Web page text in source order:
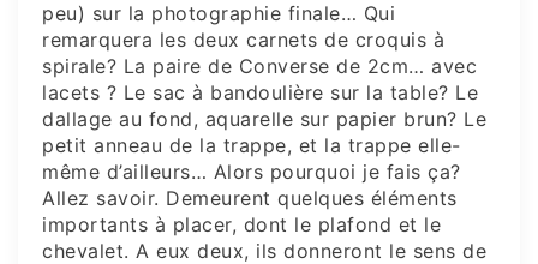
peu) sur la photographie finale… Qui
remarquera les deux carnets de croquis à
spirale? La paire de Converse de 2cm… avec
lacets ? Le sac à bandoulière sur la table? Le
dallage au fond, aquarelle sur papier brun? Le
petit anneau de la trappe, et la trappe elle-
même d’ailleurs… Alors pourquoi je fais ça?
Allez savoir. Demeurent quelques éléments
importants à placer, dont le plafond et le
chevalet. A eux deux, ils donneront le sens de